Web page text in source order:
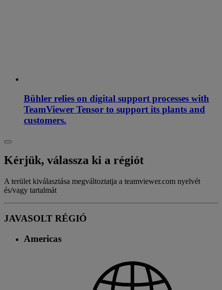
Bühler relies on digital support processes with
TeamViewer Tensor to support its plants and
customers.
Kérjük, válassza ki a régiót
A terület kiválasztása megváltoztatja a teamviewer.com nyelvét
és/vagy tartalmát
JAVASOLT RÉGIÓ
Americas